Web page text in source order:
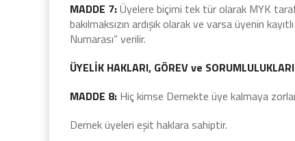
MADDE 7:Üyelere biçimi tek tür olarak MYK
bakılmaksızın ardışık olarak ve varsa üyenin
Numarası” verilir.
ÜYELİK HAKLARI, GÖREV ve
MADDE 8: Hiç kimse Dernekte üye kalmaya
Dernek üyeleri eşit haklara sahiptir.